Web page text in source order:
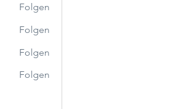
Folgen
Folgen
Folgen
Folgen